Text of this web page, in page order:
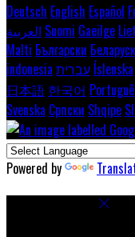
Deutsch English Español
العربية Suomi Gaeilge
Malti Български
indonesia עברית Íslenska
日本語 한국어
Svenska Српски Shqipe
Powered by